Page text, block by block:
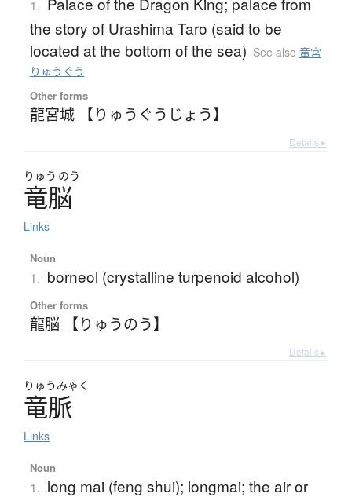
1.
the story of Urashima Taro (said to be
located at the bottom of the sea) See also 竜宮
りゅうぐう
Other forms
龍宮城 【りゅうぐうじょう】
Details ▸
りゅう のう
竜脳
Links
Noun
1. borneol (crystalline turpenoid alcohol)
Other forms
龍脳 【りゅうのう】
Details ▸
りゅうみゃく
竜脈
Links
Noun
1. long mai (feng shui); longmai; the air or